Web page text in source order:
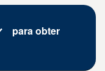
para obter